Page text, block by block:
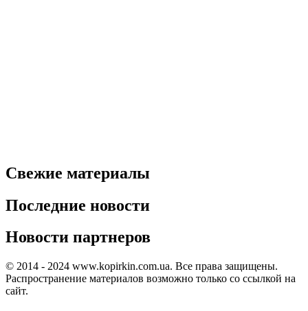
Свежие материалы
Последние новости
Новости партнеров
© 2014 - 2024 www.kopirkin.com.ua. Все права защищены.
Распространение материалов возможно только со ссылкой на
сайт.